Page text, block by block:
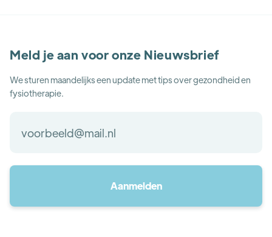
Meld je aan voor onze Nieuwsbrief
We sturen maandelijks een update met tips over gezondheid en
fysiotherapie.